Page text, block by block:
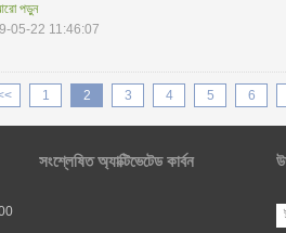
পড়ুন
05-22 11:46:07
1 2 3 4 5 6
সংশ্লেষিত অ্যাক্টিভেটেড কার্বন